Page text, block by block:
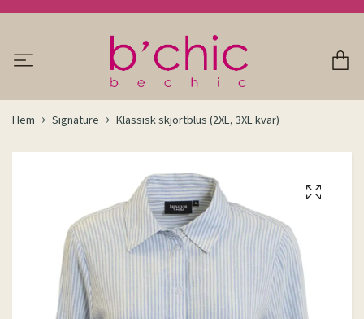
Hem Signature Klassisk skjortblus (2XL, 3XL kvar)